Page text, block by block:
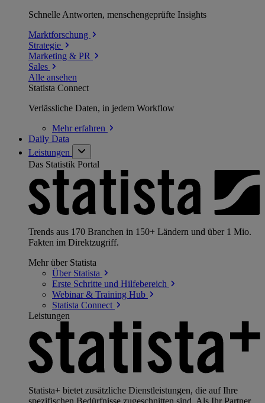
Schnelle Antworten, menschengeprüfte Insights
Marktforschung
Strategie
Marketing & PR
Sales
Alle ansehen
Statista Connect
Verlässliche Daten, in jedem Workflow
Mehrerfahren
Daily Data
Leistungen
Das Statistik Portal
Trends aus 170 Branchen in 150+ Ländern und über 1 Mio.
Fakten im Direktzugriff.
Mehr über Statista
Über Statista
Erste Schritte und Hilfebereich
Webinar & Training Hub
Statista Connect
Leistungen
Statista+ bietet zusätzliche Dienstleistungen, die auf Ihre
spezifischen Bedürfnisse zugeschnitten sind. Als Ihr Partner